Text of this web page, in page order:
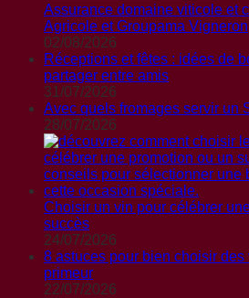
Assurance domaine viticole et
Agricole et Groupama Vigneron
02/08/2026
Réceptions et fêtes : idées de
partager entre amis
31/07/2026
Avec quels fromages servir un
28/07/2026
Choisir un vin pour célébrer
succès
24/07/2026
8 astuces pour bien choisir
primeur
22/07/2026